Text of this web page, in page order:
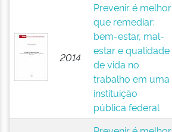
2014
Prevenir é melhor
que remediar:
bem-estar, mal-
estar e qualidade
de vida no
trabalho em uma
instituição
pública federal